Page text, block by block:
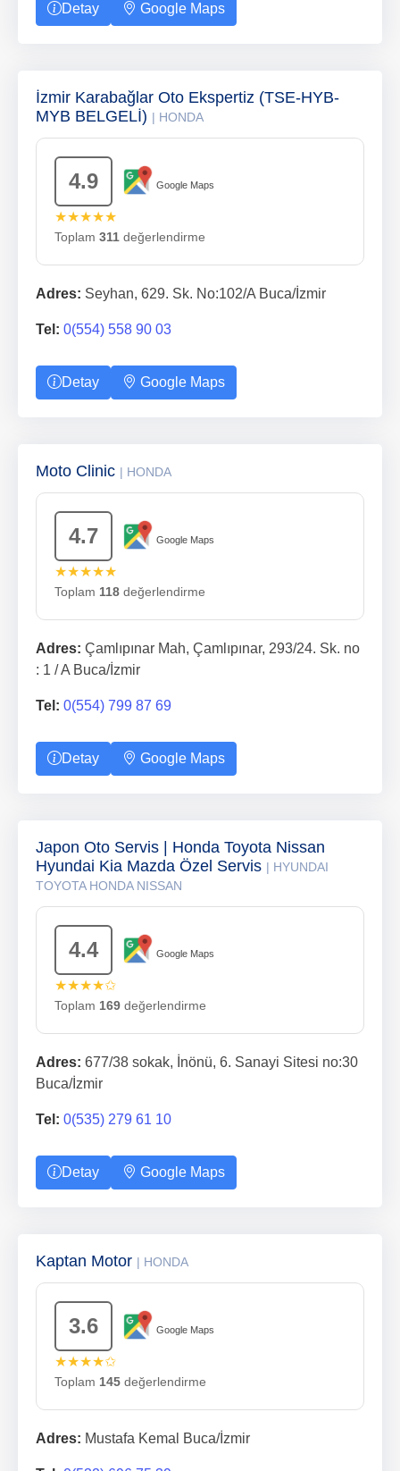
Detay Google Maps
İzmir Karabağlar Oto Ekspertiz (TSE-HYB-
MYB BELGELİ) | HONDA
4.9 Google Maps
★★★★★
Toplam 311 değerlendirme
Adres: Seyhan, 629. Sk. No:102/A Buca/İzmir
Tel: 0(554) 558 90 03
Detay Google Maps
Moto Clinic | HONDA
4.7 Google Maps
★★★★★
Toplam 118 değerlendirme
Adres: Çamlıpınar Mah, Çamlıpınar, 293/24. Sk. no
: 1 / A Buca/İzmir
Tel: 0(554) 799 87 69
Detay Google Maps
Japon Oto Servis | Honda Toyota Nissan
Hyundai Kia Mazda Özel Servis | HYUNDAI
TOYOTA HONDA NISSAN
4.4 Google Maps
★★★★✩
Toplam 169 değerlendirme
Adres: 677/38 sokak, İnönü, 6. Sanayi Sitesi no:30
Buca/İzmir
Tel: 0(535) 279 61 10
Detay Google Maps
Kaptan Motor | HONDA
3.6 Google Maps
★★★★✩
Toplam 145 değerlendirme
Adres: Mustafa Kemal Buca/İzmir